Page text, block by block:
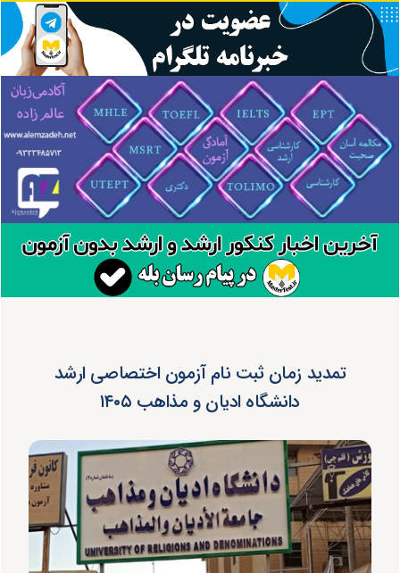
تمدید زمان ثبت نام آزمون اختصاصی ارشد
دانشگاه ادیان و مذاهب ۱۴۰۵